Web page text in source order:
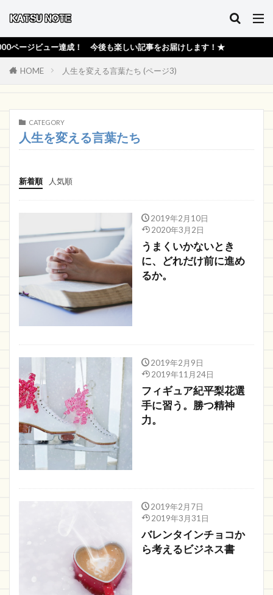
ー達成！ 今後も楽しい記事をお届けします！★
HOME 人生を変える言葉たち (ページ3)
CATEGORY
人生を変える言葉たち
新着順 人気順
2019年2月10日
2020年3月2日
うまくいかないとき
に、どれだけ前に進め
るか。
2019年2月9日
2019年11月24日
フィギュア紀平梨花選
手に習う。勝つ精神
力。
2019年2月7日
2019年3月31日
バレンタインチョコか
ら考えるビジネス書